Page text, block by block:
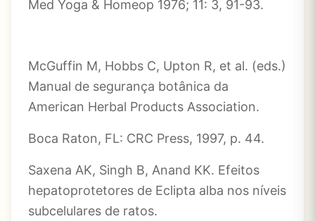
Med Yoga & Homeop 1976; 11: 3, 91-93.
McGuffin M, Hobbs C, Upton R, et al. (eds.)
Manual de segurança botânica da
American Herbal Products Association.
Boca Raton, FL: CRC Press, 1997, p. 44.
Saxena AK, Singh B, Anand KK. Efeitos
hepatoprotetores de Eclipta alba nos níveis
subcelulares de ratos.